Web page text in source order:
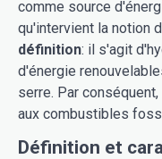
comme source
qu'intervient la notion
définition: il s'agit
d'énergie
serre. Par
aux combustibles
Définition et